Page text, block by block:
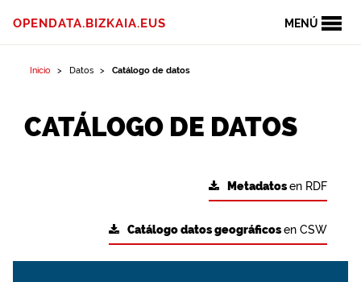
MENÚ
OPENDATA.BIZKAIA.EUS
Inicio Datos Catálogo de datos
CATÁLOGO DE DATOS
Metadatosen RDF
Catálogo datos geográficosen CSW